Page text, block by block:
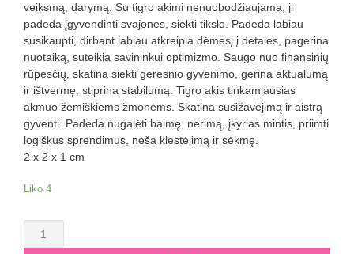
veiksmą, darymą. Su tigro akimi nenuobodžiaujama, ji
padeda įgyvendinti svajones, siekti tikslo. Padeda labiau
susikaupti, dirbant labiau atkreipia dėmesį į detales, pagerina
nuotaiką, suteikia savininkui optimizmo. Saugo nuo finansinių
rūpesčių, skatina siekti geresnio gyvenimo, gerina aktualumą
ir ištvermę, stiprina stabilumą. Tigro akis tinkamiausias
akmuo žemiškiems žmonėms. Skatina susižavėjimą ir aistrą
gyventi. Padeda nugalėti baimę, nerimą, įkyrias mintis, priimti
logiškus sprendimus, neša klestėjimą ir sėkmę.
2 x 2 x 1 cm
Liko 4
produkto
kiekis: